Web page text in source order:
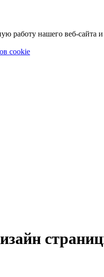
работу нашего веб-сайта и
cookie